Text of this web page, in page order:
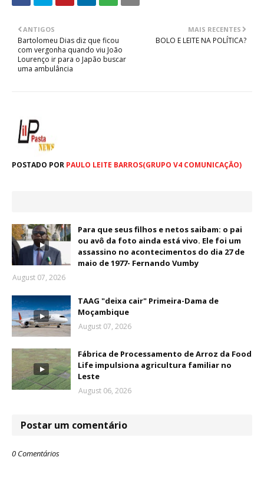
MAIS RECENTES
BOLO E LEITE NA POLÍTICA?
ANTIGOS
Bartolomeu Dias diz que ficou
com vergonha quando viu João
Lourenço ir para o Japão buscar
uma ambulância
POSTADO POR PAULO LEITE BARROS(GRUPO V4 COMUNICAÇÃO)
Para que seus filhos e netos saibam: o pai
ou avô da foto ainda está vivo. Ele foi um
assassino no acontecimentos do dia 27 de
maio de 1977- Fernando Vumby
August 07, 2026
TAAG "deixa cair" Primeira-Dama de
Moçambique
August 07, 2026
Fábrica de Processamento de Arroz da Food
Life impulsiona agricultura familiar no
Leste
August 06, 2026
Postar um comentário
0 Comentários